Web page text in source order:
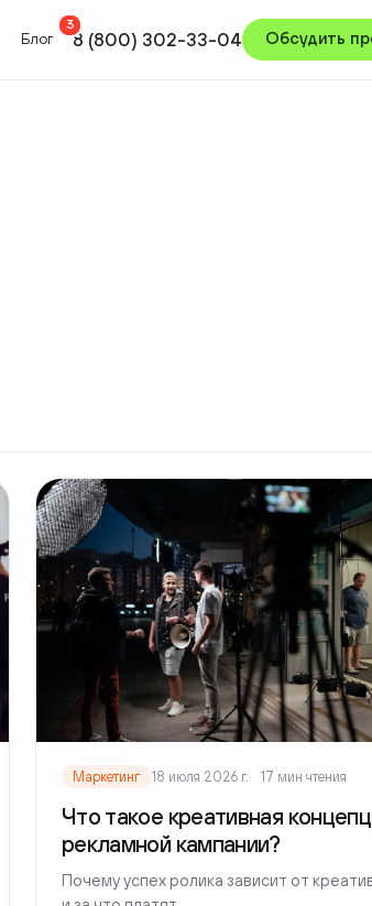
8 (800) 302-33-04 Обсудить проект
Маркетинг 18 июля 2026 г. 17 мин чтения
Что такое креативная концепция
рекламной кампании?
Почему успех ролика зависит от креатива
и за что платят.